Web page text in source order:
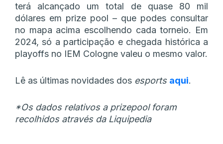
terá alcançado um total de quase 80 mil
dólares em prize pool – que podes consultar
no mapa acima escolhendo cada torneio. Em
2024, só a participação e chegada histórica a
playoffs no IEM Cologne valeu o mesmo valor.
Lê as últimas novidades dos esports aqui.
*Os dados relativos a prizepool foram
recolhidos através da Liquipedia